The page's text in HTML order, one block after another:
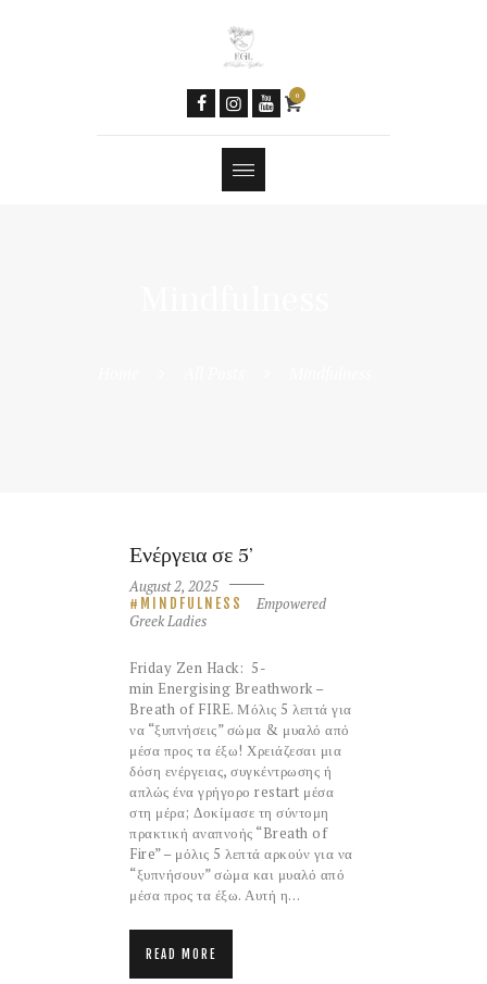
0
Women & AI
Social Media
Newsletter
Ενέργεια σε 5’
August 2, 2025
MINDFULNESS
Empowered
Greek Ladies
Friday Zen Hack: 5-
min Energising Breathwork –
Breath of FIRE. Μόλις 5 λεπτά για
να “ξυπνήσεις” σώμα & μυαλό από
μέσα προς τα έξω! Χρειάζεσαι μια
δόση ενέργειας, συγκέντρωσης ή
απλώς ένα γρήγορο restart μέσα
στη μέρα; Δοκίμασε τη σύντομη
πρακτική αναπνοής “Breath of
Fire” – μόλις 5 λεπτά αρκούν για να
“ξυπνήσουν” σώμα και μυαλό από
μέσα προς τα έξω. Αυτή η…
READ MORE